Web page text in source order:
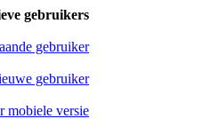
gebruikers
gebruiker
gebruiker
mobiele versie